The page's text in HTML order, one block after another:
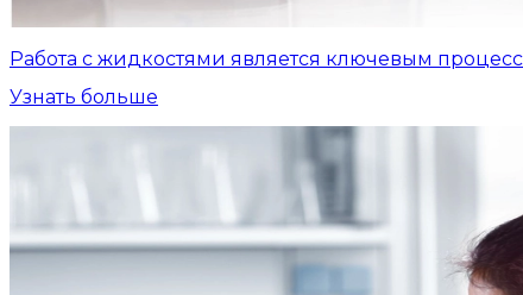
Работа с жидкостями является ключевым
Узнать больше